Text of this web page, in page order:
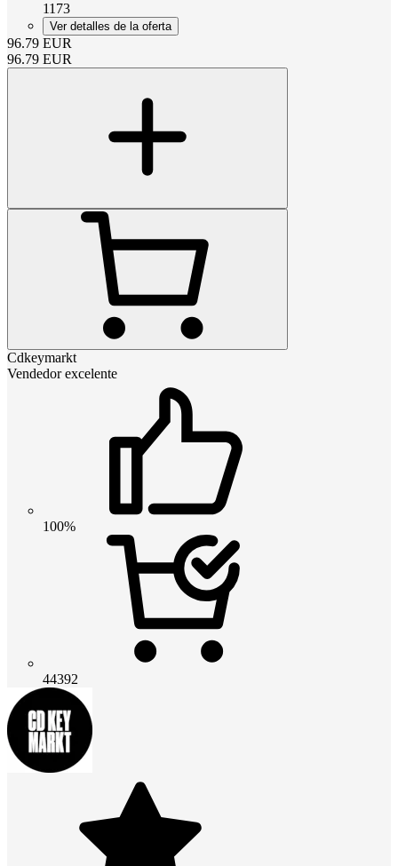
1173
Ver detalles de la oferta
96.79 EUR
96.79 EUR
Cdkeymarkt
Vendedor excelente
100%
44392